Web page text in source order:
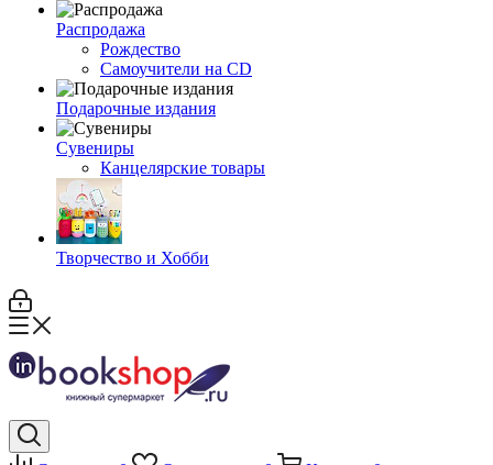
Распродажа
Рождество
Самоучители на CD
Подарочные издания
Сувениры
Канцелярские товары
Творчество и Хобби